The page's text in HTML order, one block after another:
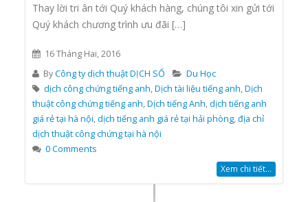
Thay lời tri ân tới Quý khách hàng, chúng tôi xin gửi tới
Quý khách chương trình ưu đãi […]
16 Tháng Hai, 2016
ByCông ty dịch thuật DỊCH SỐ
Du Học
dịch công chứng tiếng anh,Dịch tài liệu tiếng anh,Dịch
thuật công chứng tiếng anh,Dịch tiếng Anh,dịch tiếng anh
giá rẻ tại hà nội,dịch tiếng anh giá rẻ tại hải phòng,địa chỉ
dịch thuật công chứng tại hà nội
0 Comments
Xem chi tiết...